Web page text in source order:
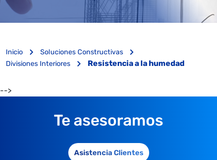
Inicio
Soluciones Constructivas
Divisiones Interiores
Resistencia a la humedad
-->
Te asesoramos
Asistencia Clientes